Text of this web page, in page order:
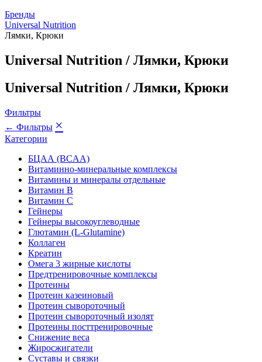
Бренды
Universal Nutrition
Лямки, Крюки
Universal Nutrition / Лямки, Крюки
Universal Nutrition / Лямки, Крюки
Фильтры
← Фильтры ×
Категории
БЦАА (BCAA)
Витаминно-минеральные комплексы
Витамины и минералы отдельные
Витамин B
Витамин C
Гейнеры
Гейнеры высокоуглеводные
Глютамин (L-Glutamine)
Коллаген
Креатин
Омега 3 жирные кислоты
Предтренировочные комплексы
Протеины
Протеин казеиновый
Протеин сывороточный
Протеин сывороточный изолят
Протеины посттренировочные
Снижение веса
Жиросжигатели
Суставы и связки